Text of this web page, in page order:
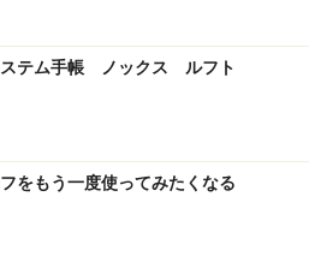
ステム手帳 ノックス ルフト
をもう一度使ってみたくなる